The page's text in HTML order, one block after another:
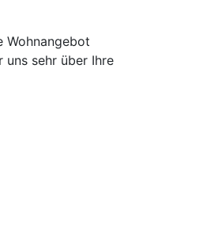
Wohnangebot
uns sehr über Ihre